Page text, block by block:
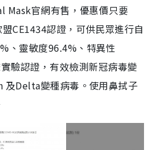
Mask官網有售，優惠價只要
CE1434認證，可供民眾進行自
、靈敏度96.4%、特異性
驗認證，有效檢測新冠病毒變
Delta變種病毒。使用鼻拭子